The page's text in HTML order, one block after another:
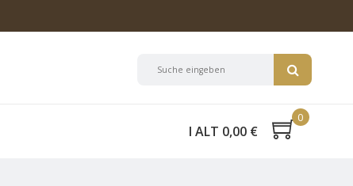
I ALT 0,00 €
0